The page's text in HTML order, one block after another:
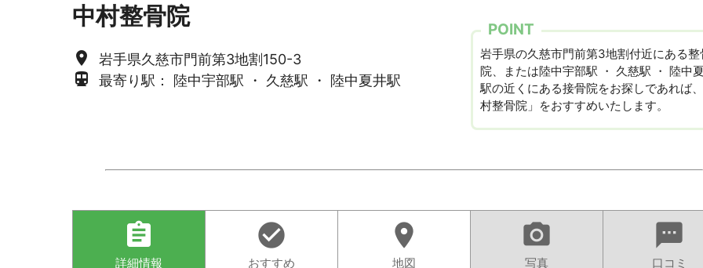
中村整骨院
place 岩手県久慈市門前第3地割150-3
directions_subway 最寄り駅： 陸中宇部駅 ・ 久慈駅 ・ 陸中夏井駅
POINT
岩手県の久慈市門前第3地割付近にある整
院、または陸中宇部駅 ・ 久慈駅 ・ 陸中
駅の近くにある接骨院をお探しであれば
村整骨院」をおすすめいたします。
assignment
詳細情報
check_circle
おすすめ
location_on
地図
camera_alt
写真
sms
口コミ